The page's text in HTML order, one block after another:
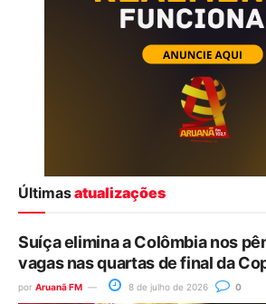
Últimasatualizações
Suíça elimina a Colômbia nos
vagas nas quartas de final da
por Aruanã FM 8 de julho de 2026 0